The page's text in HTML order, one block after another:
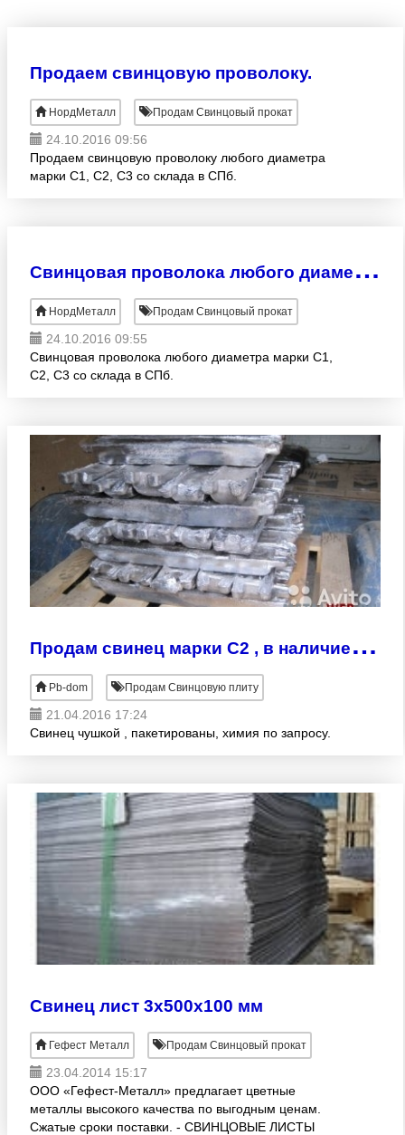
Продаем свинцовую проволоку.
НордМеталл Продам Свинцовый прокат
24.10.2016 09:56
Продаем свинцовую проволоку любого диаметра
марки С1, С2, С3 со склада в СПб.
С
винцовая проволока любого диаметра
НордМеталл Продам Свинцовый прокат
24.10.2016 09:55
Свинцовая проволока любого диаметра марки С1,
С2, С3 со склада в СПб.
П
родам свинец марки С2 , в наличие на складе 20 тонн , интересует цена нал и б/н.
Pb-dom Продам Свинцовую плиту
21.04.2016 17:24
Свинец чушкой , пакетированы, химия по запросу.
Свинец лист 3х500х100 мм
Гефест Металл Продам Свинцовый прокат
23.04.2014 15:17
ООО «Гефест-Металл» предлагает цветные
металлы высокого качества по выгодным ценам.
Сжатые сроки поставки. - СВИНЦОВЫЕ ЛИСТЫ